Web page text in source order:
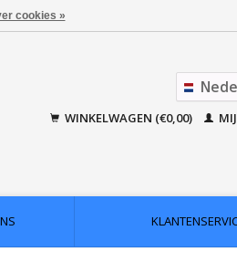
WINKELWAGEN (€0,00)
cookies »